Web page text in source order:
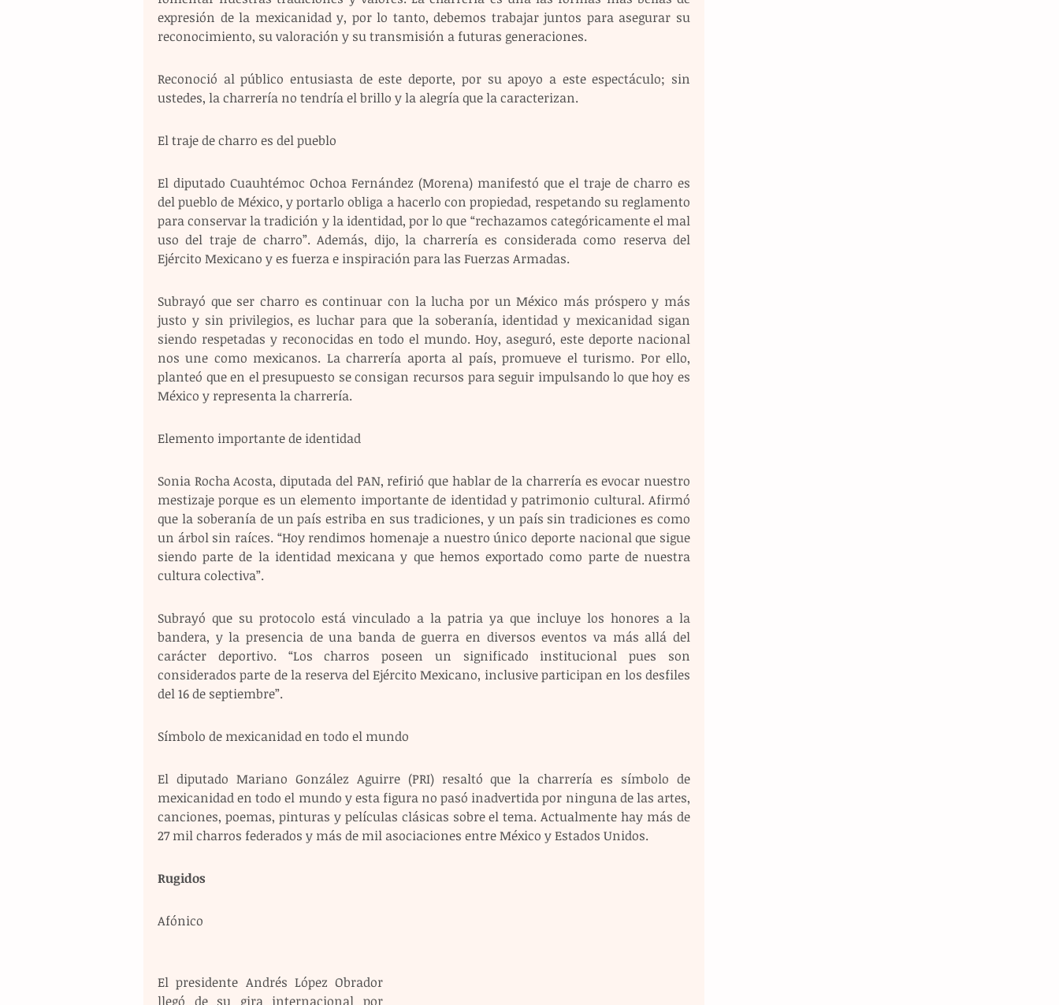
expresión de la mexicanidad y, por lo tanto, debemos trabajar juntos para asegurar su
reconocimiento, su valoración y su transmisión a futuras generaciones.
Reconoció al público entusiasta de este deporte, por su apoyo a este espectáculo; sin
ustedes, la charrería no tendría el brillo y la alegría que la caracterizan.
El traje de charro es del pueblo
El diputado Cuauhtémoc Ochoa Fernández (Morena) manifestó que el traje de charro es
del pueblo de México, y portarlo obliga a hacerlo con propiedad, respetando su reglamento
para conservar la tradición y la identidad, por lo que “rechazamos categóricamente el mal
uso del traje de charro”. Además, dijo, la charrería es considerada como reserva del
Ejército Mexicano y es fuerza e inspiración para las Fuerzas Armadas.
Subrayó que ser charro es continuar con la lucha por un México más próspero y más
justo y sin privilegios, es luchar para que la soberanía, identidad y mexicanidad sigan
siendo respetadas y reconocidas en todo el mundo. Hoy, aseguró, este deporte nacional
nos une como mexicanos. La charrería aporta al país, promueve el turismo. Por ello,
planteó que en el presupuesto se consigan recursos para seguir impulsando lo que hoy es
México y representa la charrería.
Elemento importante de identidad
Sonia Rocha Acosta, diputada del PAN, refirió que hablar de la charrería es evocar nuestro
mestizaje porque es un elemento importante de identidad y patrimonio cultural. Afirmó
que la soberanía de un país estriba en sus tradiciones, y un país sin tradiciones es como
un árbol sin raíces. “Hoy rendimos homenaje a nuestro único deporte nacional que sigue
siendo parte de la identidad mexicana y que hemos exportado como parte de nuestra
cultura colectiva”.
Subrayó que su protocolo está vinculado a la patria ya que incluye los honores a la
bandera, y la presencia de una banda de guerra en diversos eventos va más allá del
carácter deportivo. “Los charros poseen un significado institucional pues son
considerados parte de la reserva del Ejército Mexicano, inclusive participan en los desfiles
del 16 de septiembre”.
Símbolo de mexicanidad en todo el mundo
El diputado Mariano González Aguirre (PRI) resaltó que la charrería es símbolo de
mexicanidad en todo el mundo y esta figura no pasó inadvertida por ninguna de las artes,
canciones, poemas, pinturas y películas clásicas sobre el tema. Actualmente hay más de
27 mil charros federados y más de mil asociaciones entre México y Estados Unidos.
Rugidos
Afónico
El presidente Andrés López Obrador
llegó de su gira internacional por